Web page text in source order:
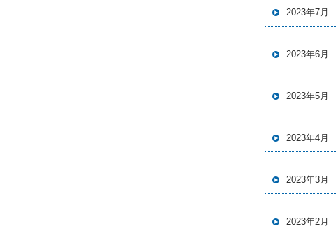
2023年7月
2023年6月
2023年5月
2023年4月
2023年3月
2023年2月